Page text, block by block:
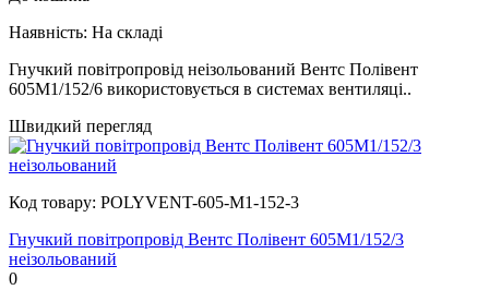
Наявність: На складі
Гнучкий повітропровід неізольований Вентс Полівент
605М1/152/6 використовується в системах вентиляці..
Швидкий перегляд
Код товару: POLYVENT-605-M1-152-3
Гнучкий повітропровід Вентс Полівент 605М1/152/3
неізольований
0